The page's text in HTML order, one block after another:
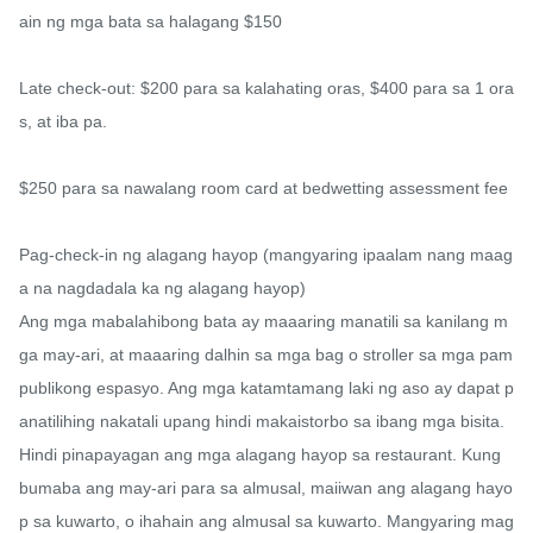
ain ng mga bata sa halagang $150
Late check-out: $200 para sa kalahating oras, $400 para sa 1 ora
s, at iba pa.
$250 para sa nawalang room card at bedwetting assessment fee
Pag-check-in ng alagang hayop (mangyaring ipaalam nang maag
a na nagdadala ka ng alagang hayop)
Ang mga mabalahibong bata ay maaaring manatili sa kanilang m
ga may-ari, at maaaring dalhin sa mga bag o stroller sa mga pam
publikong espasyo. Ang mga katamtamang laki ng aso ay dapat p
anatilihing nakatali upang hindi makaistorbo sa ibang mga bisita.
Hindi pinapayagan ang mga alagang hayop sa restaurant. Kung
bumaba ang may-ari para sa almusal, maiiwan ang alagang hayo
p sa kuwarto, o ihahain ang almusal sa kuwarto. Mangyaring mag